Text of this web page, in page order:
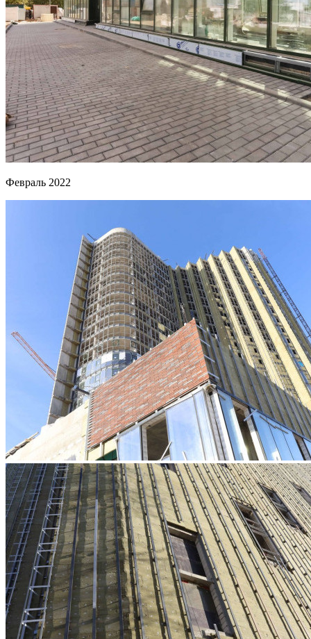
Февраль 2022